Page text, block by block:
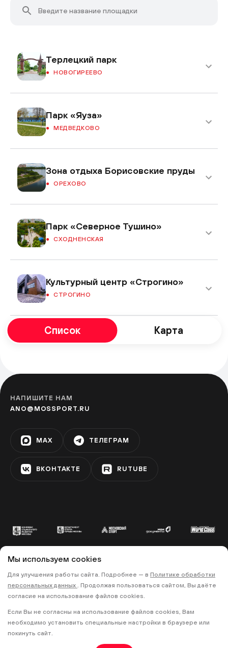
Терлецкий парк
НОВОГИРЕЕВО
Парк «Яуза»
МЕДВЕДКОВО
Зона отдыха Борисовские пруды
ОРЕХОВО
Парк «Северное Тушино»
СХОДНЕНСКАЯ
Культурный центр «Строгино»
СТРОГИНО
Центральный Детский Магазин
Парк «Печатники»
ПЕЧАТНИКИ
Сад «Эрмитаж»
Фестивальная площадка
Парк «Дружбы»
Список Карта
НАПИШИТЕ НАМ
ANO@MOSSPORT.RU
MAX ТЕЛЕГРАМ
ВКОНТАКТЕ RUTUBE
© 2022 «МОСКОВСКИЙ СПОРТ»
• ПОЛИТИКА КОНФИДЕНЦИАЛЬНОСТИ •
ПРАВИЛА ЗАПИСИ НА ТРЕНИРОВКИ
Мы используем cookies
Для улучшения работы сайта. Подробнее — в Политике обработки
персональных данных . Продолжая пользоваться сайтом, Вы даёте
согласие на использование файлов cookies.
Если Вы не согласны на использование файлов cookies, Вам
необходимо установить специальные настройки в браузере или
покинуть сайт.